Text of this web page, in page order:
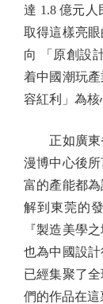
達 1.8 億元
取得這樣亮
向 「原創設
着中國潮玩
容紅利」為核
正如廣東省
漫博中心後
富的產能都
解到東莞的
『製造美學
也為中國設
已經集聚了
們的作品在這